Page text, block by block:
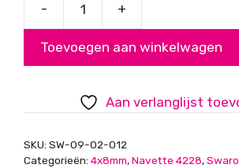
-
4228,
Diamond,
4x8mm
+
Toevoegen aan winkelwagen
Aan verlanglijst
SKU: SW-09-02-012
Categorieën: 4x8mm,Navette 4228,